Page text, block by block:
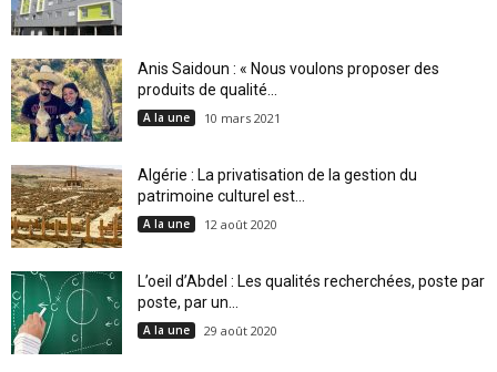
Anis Saidoun : « Nous voulons proposer des
produits de qualité...
A la une 10 mars 2021
Algérie : La privatisation de la gestion du
patrimoine culturel est...
A la une 12 août 2020
L’oeil d’Abdel : Les qualités recherchées, poste par
poste, par un...
A la une 29 août 2020